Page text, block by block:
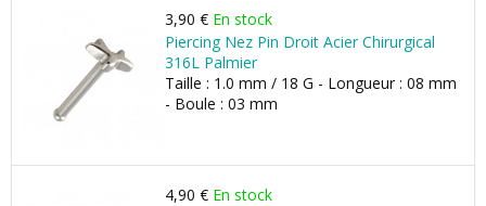
3,90 € En stock
Piercing Nez Pin Droit Acier Chirurgical
316L Palmier
Taille : 1.0 mm / 18 G - Longueur : 08 mm
- Boule : 03 mm
4,90 € En stock